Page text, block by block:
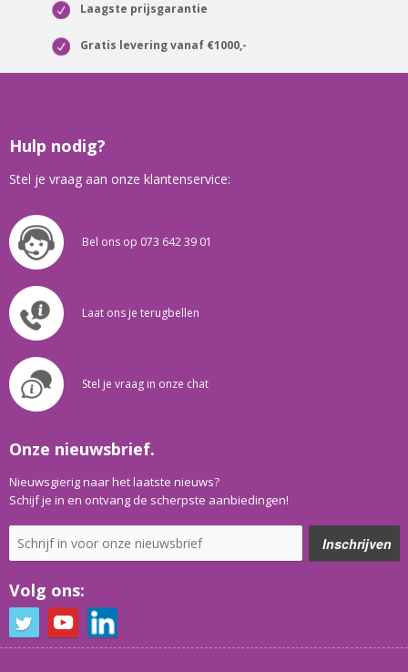
Laagste prijsgarantie
Gratis levering vanaf €1000,-
Hulp nodig?
Stel je vraag aan onze klantenservice:
Bel ons op 073 642 39 01
Laat ons je terugbellen
Stel je vraag in onze chat
Onze nieuwsbrief.
Nieuwsgierig naar het laatste nieuws?
Schijf je in en ontvang de scherpste aanbiedingen!
Volg ons: